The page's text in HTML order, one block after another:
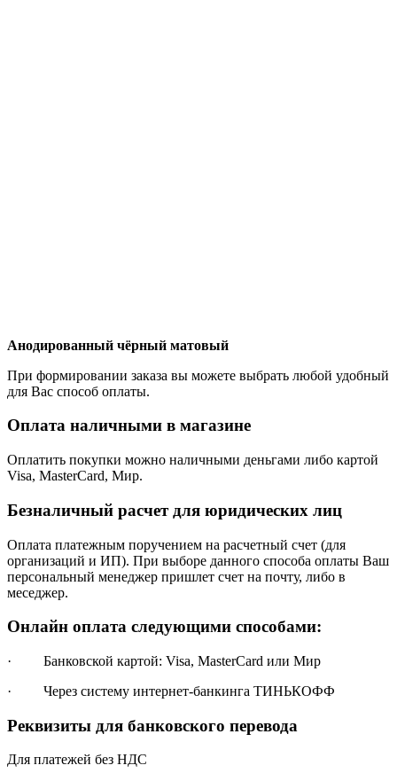
Анодированный чёрный матовый
При формировании заказа вы можете выбрать любой удобный
для Вас способ оплаты.
Оплата наличными в магазине
Оплатить покупки можно наличными деньгами либо картой
Visa, MasterCard, Мир.
Безналичный расчет для юридических лиц
Оплата платежным поручением на расчетный счет (для
организаций и ИП). При выборе данного способа оплаты Ваш
персональный менеджер пришлет счет на почту, либо в
меседжер.
Онлайн оплата следующими способами:
· Банковской картой: Visa, MasterCard или Мир
· Через систему интернет-банкинга ТИНЬКОФФ
Реквизиты для банковского перевода
Для платежей без НДС